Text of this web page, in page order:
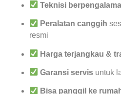
Teknisi
Peralatan canggih
resmi
Harga terjangkau &
Garansi servis untuk
Bisa panggil ke